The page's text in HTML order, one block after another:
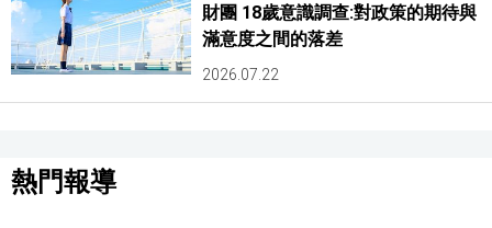
財團 18歲意識調查:對政策的期待與
滿意度之間的落差
2026.07.22
熱門報導